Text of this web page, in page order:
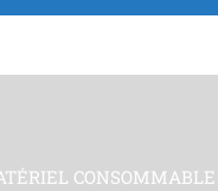
CONSOMMABLE